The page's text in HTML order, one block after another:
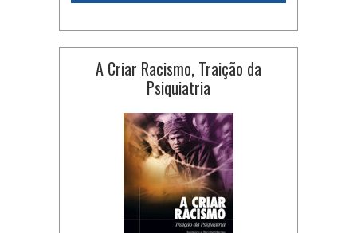
A Criar Racismo, Traição da
Psiquiatria